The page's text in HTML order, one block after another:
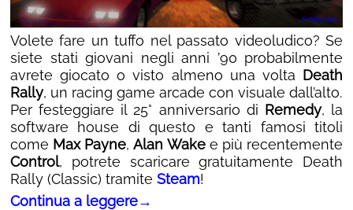
Volete fare un tuffo nel passato videoludico? Se
siete stati giovani negli anni ’90 probabilmente
avrete giocato o visto almeno una volta Death
Rally, un racing game arcade con visuale dall’alto.
Per festeggiare il 25° anniversario di Remedy, la
software house di questo e tanti famosi titoli
come Max Payne,Alan Wakee più recentemente
Control, potrete scaricare gratuitamente Death
Rally (Classic) tramite Steam!
Continua a leggere→